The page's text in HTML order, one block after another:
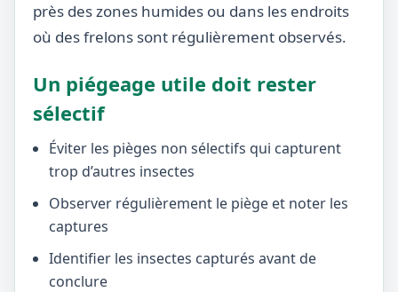
près des zones humides ou dans les endroits
où des frelons sont régulièrement observés.
Un piégeage utile doit rester
sélectif
Éviter les pièges non sélectifs qui capturent
trop d’autres insectes
Observer régulièrement le piège et noter les
captures
Identifier les insectes capturés avant de
conclure